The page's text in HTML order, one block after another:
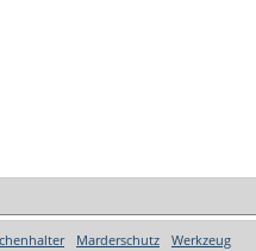
Marderschutz
Werkzeug